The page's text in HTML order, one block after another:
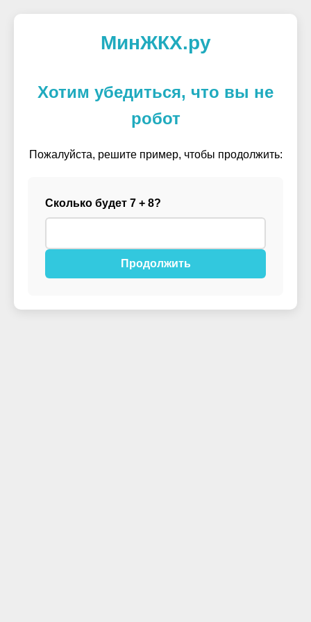
МинЖКХ.ру
Хотим убедиться, что вы не
робот
Пожалуйста, решите пример, чтобы продолжить:
Сколько будет 7 + 8?
Продолжить